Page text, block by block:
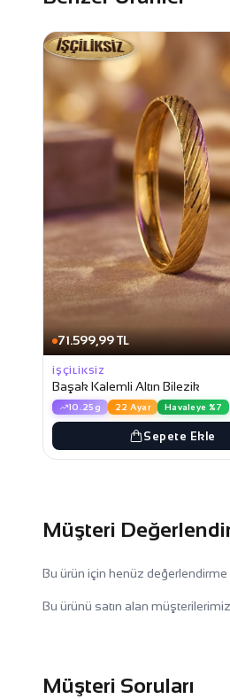
71.599,99 TL
İŞÇILIKSIZ
Başak Kalemli Altın Bilezik
10.25g 22 Ayar Havaleye %7
Sepete Ekle
Müşteri
Bu ürün için henüz değerlendirme
Bu ürünü satın alan
Müşteri Soruları